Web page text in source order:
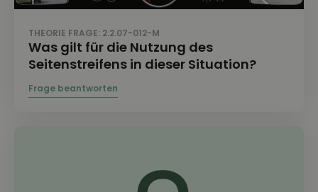
THEORIE FRAGE: 2.2.07-012-M
Was gilt für die Nutzung des
Seitenstreifens in dieser Situation?